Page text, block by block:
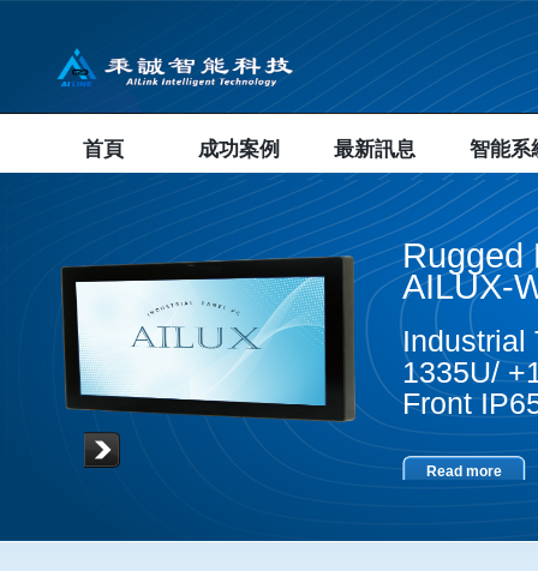
首頁 成功案例 最新訊息 智能系
Rugged
AILUX-
Industrial
1335U/
Front
Read more